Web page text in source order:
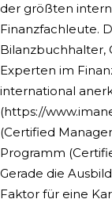
der größten
Finanzfachleute.
Bilanzbuchhalter,
Experten im
international
(https://
(Certified
Programm
Gerade die
Faktor für eine